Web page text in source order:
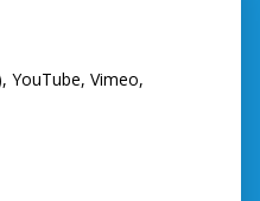
YouTube, Vimeo,